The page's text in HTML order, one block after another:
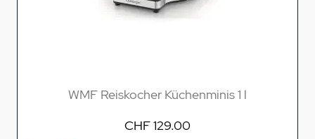
WMF Reiskocher Küchenminis 1 l
CHF 129.00